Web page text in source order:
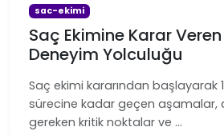
sac-ekimi
Saç Ekimine Karar
Deneyim Yolculuğu
Saç ekimi kararından başlayarak 1
sürecine kadar geçen aşamalar,
gereken kritik noktalar ve …